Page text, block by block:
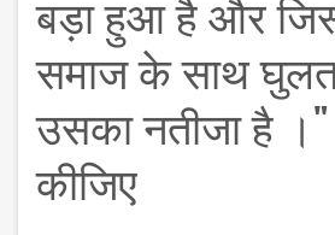
बड़ा हुआ है और
समाज के साथ
उसका नतीजा है
कीजिए